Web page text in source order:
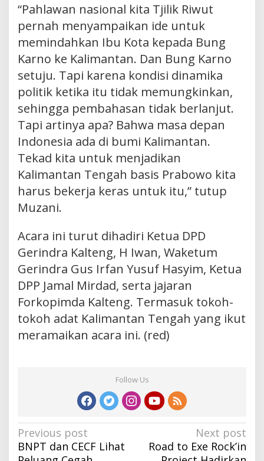
“Pahlawan nasional kita Tjilik Riwut
pernah menyampaikan ide untuk
memindahkan Ibu Kota kepada Bung
Karno ke Kalimantan. Dan Bung Karno
setuju. Tapi karena kondisi dinamika
politik ketika itu tidak memungkinkan,
sehingga pembahasan tidak berlanjut.
Tapi artinya apa? Bahwa masa depan
Indonesia ada di bumi Kalimantan.
Tekad kita untuk menjadikan
Kalimantan Tengah basis Prabowo kita
harus bekerja keras untuk itu,” tutup
Muzani.
Acara ini turut dihadiri Ketua DPD
Gerindra Kalteng, H Iwan, Waketum
Gerindra Gus Irfan Yusuf Hasyim, Ketua
DPP Jamal Mirdad, serta jajaran
Forkopimda Kalteng. Termasuk tokoh-
tokoh adat Kalimantan Tengah yang ikut
meramaikan acara ini. (red)
Follow Us
Post
navigation
Previous post
BNPT dan CECF Lihat
Next post
Road to Exe Rock’in